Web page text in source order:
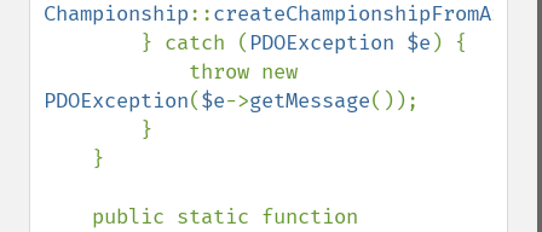
Championship::createChampionshipFromArray
        } catch (
PDOException $e ) {
PDOException($e->getMessage());